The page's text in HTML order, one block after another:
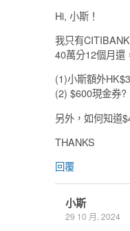
Hi, 小斯！
我只有
40萬分12個月還
(1)小斯額外
(2) $600現金券?
另外，如何知道
THANKS
回覆
小斯
29 10 月, 2024